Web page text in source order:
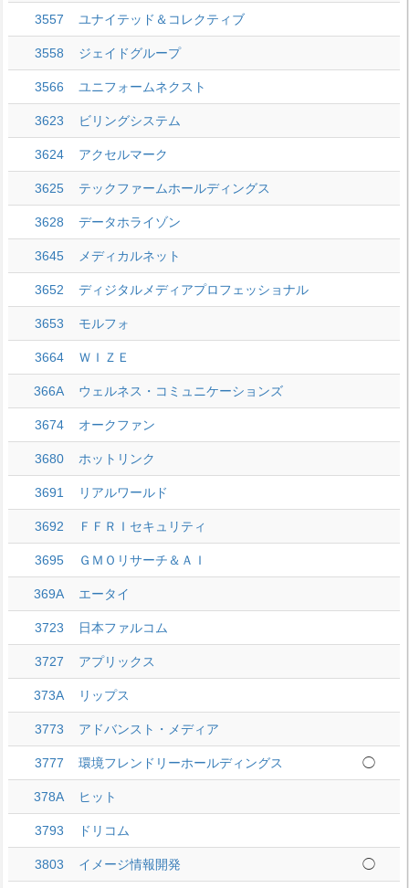
3557 ユナイテッド＆コレクティブ
3558 ジェイドグループ
3566 ユニフォームネクスト
3623 ビリングシステム
3624 アクセルマーク
3625 テックファームホールディングス
3628 データホライゾン
3645 メディカルネット
3652 ディジタルメディアプロフェッショナル
3653 モルフォ
3664 ＷＩＺＥ
366A ウェルネス・コミュニケーションズ
3674 オークファン
3680 ホットリンク
3691 リアルワールド
3692 ＦＦＲＩセキュリティ
3695 ＧＭＯリサーチ＆ＡＩ
369A エータイ
3723 日本ファルコム
3727 アプリックス
373A リップス
3773 アドバンスト・メディア
3777 環境フレンドリーホールディングス ◯
378A ヒット
3793 ドリコム
3803 イメージ情報開発 ◯